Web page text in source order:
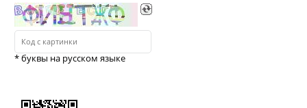
* буквы на русском языке